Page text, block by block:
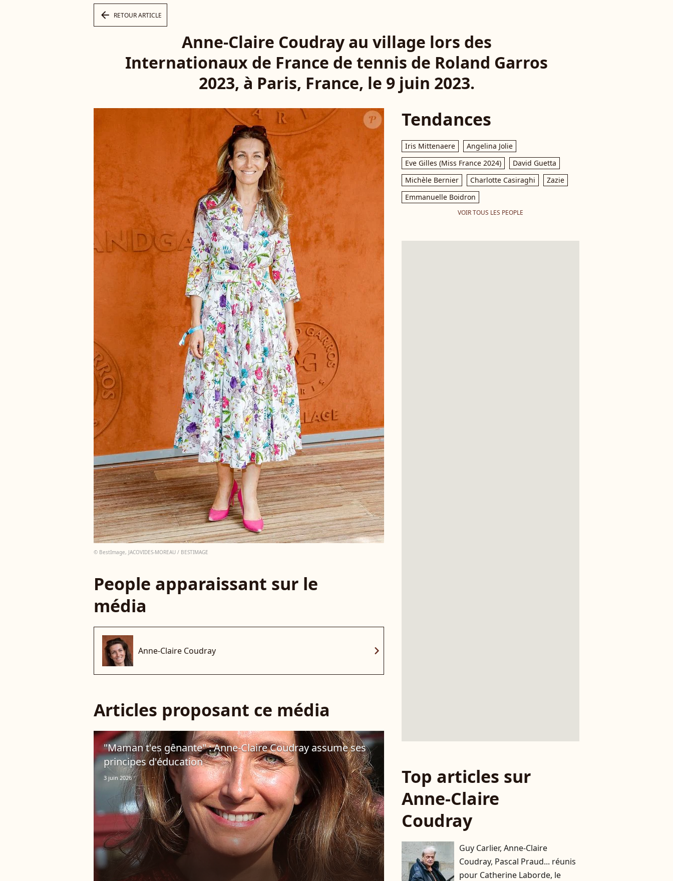
arrow_left RETOUR ARTICLE
Anne-Claire Coudray au village lors des
Internationaux de France de tennis de Roland Garros
2023, à Paris, France, le 9 juin 2023.
© BestImage, JACOVIDES-MOREAU / BESTIMAGE
People apparaissant sur le
média
Anne-Claire Coudray chevron_right
Articles proposant ce média
"Maman t'es gênante" : Anne-Claire Coudray assume ses
principes d'éducation
3 juin 2026
Tendances
Iris Mittenaere
Angelina Jolie
Eve Gilles (Miss France 2024)
David Guetta
Michèle Bernier
Charlotte Casiraghi
Zazie
Emmanuelle Boidron
VOIR TOUS LES PEOPLE
Top articles sur
Anne-Claire
Coudray
Guy Carlier, Anne-Claire
Coudray, Pascal Praud... réunis
pour Catherine Laborde, le